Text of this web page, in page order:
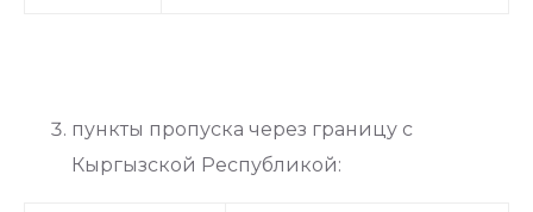
пункты пропуска через границу с
Кыргызской Республикой: